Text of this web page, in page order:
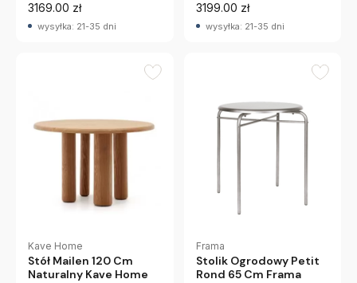
3169.00 zł
wysyłka: 21-35 dni
3199.00 zł
wysyłka: 21-35 dni
Kave Home
Stół Mailen 120 Cm
Naturalny Kave Home
Frama
Stolik Ogrodowy Petit
Rond 65 Cm Frama